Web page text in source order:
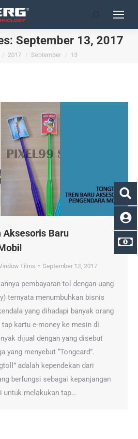
Search:
September 13, 2017
here:
2017 September 13
Aksesoris Baru
Films September 13, 2017
pembayaran tol dengan uang
ternyata menumbuhkan bisnis
yang dihadapi banyak orang
kartu e-money ke mesin di
dijual dengan yang disebut
yang menyebut “Tongcard”.
adalah kependekan dari
berfungsi sebagai kepanjangan
untuk melakukan tap…